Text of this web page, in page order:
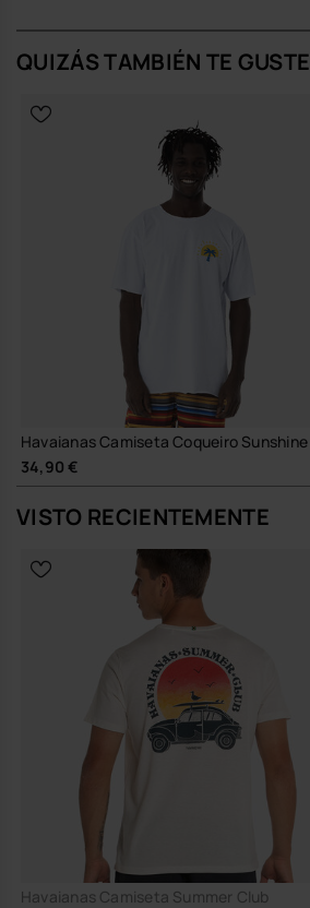
QUIZÁS TAMBIÉN TE GUSTE
Havaianas Camiseta Coqueiro Sunshine
34,90 €
VISTO RECIENTEMENTE
Havaianas Camiseta Summer Club